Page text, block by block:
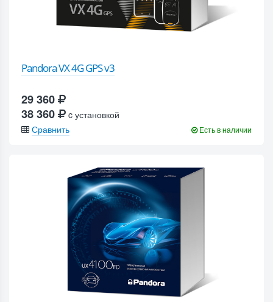
Pandora VX 4G GPS v3
29 360
38 360
c установкой
Сравнить
Есть в наличии